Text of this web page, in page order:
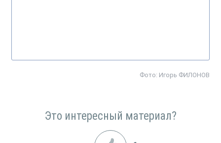
Фото: Игорь ФИЛОНОВ
Это интересный материал?